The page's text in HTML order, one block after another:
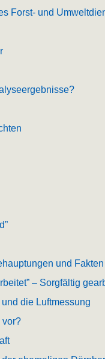
Forst- und
und Fakten
– Sorgfältig
die Luftmessung
vor?